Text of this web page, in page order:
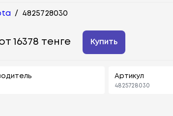
/ 4825728030
16378 тенге Купить
Артикул
4825728030